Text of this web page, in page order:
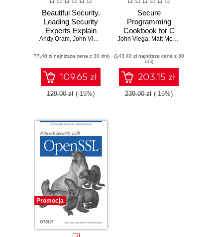
Beautiful Security.
Leading Security
Experts Explain
How They Think
Andy Oram, John Viega
(77,40 zł najniższa cena z 30 dni)
109.65 zł
129.00 zł (-15%)
Secure
Programming
Cookbook for C
and C++. Recipes
Authentication,
Input Validation &
More
John Viega, Matt Messier
(143,40 zł najniższa cena z 30
dni)
203.15 zł
239.00 zł (-15%)
Promocja